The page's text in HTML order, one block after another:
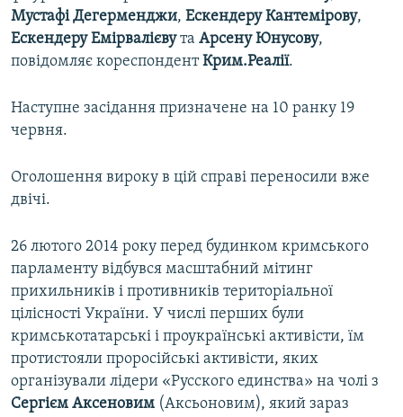
Усі сайти RFE/RL
Мустафі Дегерменджи, Ескендеру Кантемірову,
Ескендеру Емірвалієвута Арсену Юнусову,
повідомляє кореспондентКрим.Реалії.
Наступне засідання призначене на 10 ранку 19
червня.
Оголошення вироку в цій справі переносили вже
двічі.
26 лютого 2014 року перед будинком кримського
парламенту відбувся масштабний мітинг
прихильників і противників територіальної
цілісності України. У числі перших були
кримськотатарські і проукраїнські активісти, їм
протистояли проросійські активісти, яких
організували лідери «Русского единства» на чолі з
Сергієм Аксеновим (Аксьоновим), який зараз